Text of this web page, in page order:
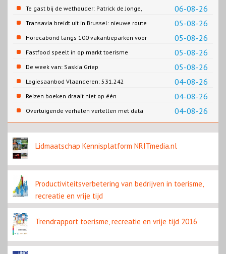
06-08-26
Te gast bij de wethouder: Patrick de Jonge,
Gemeente Emmen
05-08-26
Transavia breidt uit in Brussel: nieuwe route
naar Porto
05-08-26
Horecabond langs 100 vakantieparken voor
Cao-recreatie
05-08-26
Fastfood speelt in op markt toerisme
05-08-26
De week van: Saskia Griep
04-08-26
Logiesaanbod Vlaanderen: 531.242
slaapplaatsen
04-08-26
Reizen boeken draait niet op één
contentbron
04-08-26
Overtuigende verhalen vertellen met data
Lidmaatschap Kennisplatform NRITmedia.nl
Productiviteitsverbetering van bedrijven in toerisme,
recreatie en vrije tijd
Trendrapport toerisme, recreatie en vrije tijd 2016